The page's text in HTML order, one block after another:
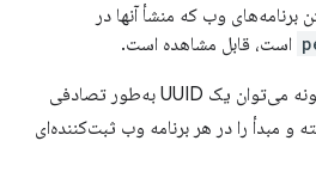
وب که منشأ آنها در
است، قابل مشاهده است.
مثال زیر نشان می‌دهد که چگونه می‌توان یک UUID به‌طور تصادفی
و مبدأ را در هر برنامه وب ثبت‌کننده‌ای